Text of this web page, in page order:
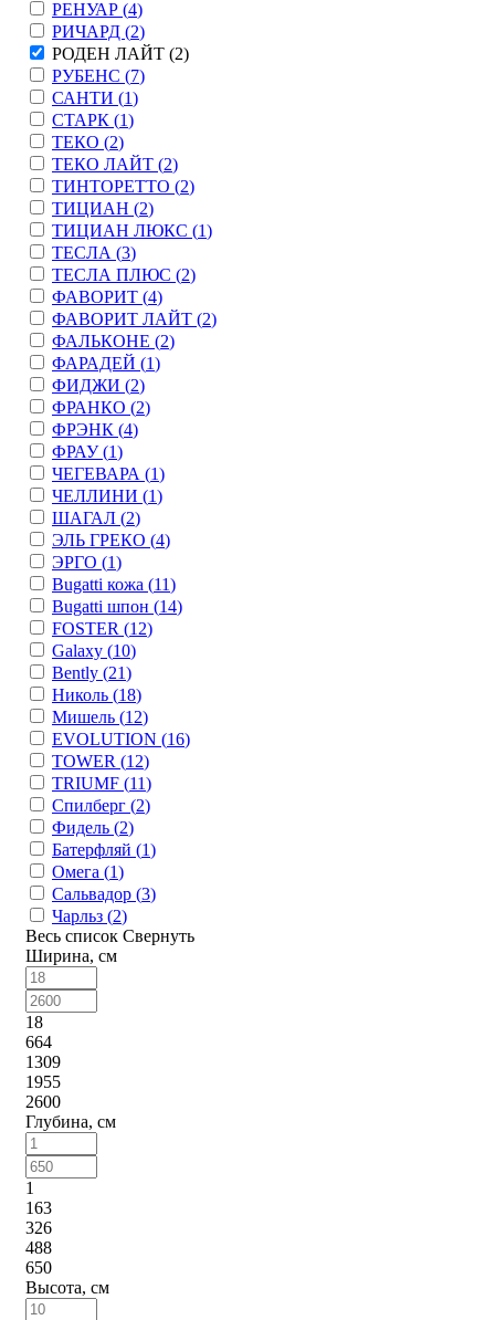
РЕНУАР (4)
РИЧАРД (2)
РОДЕН ЛАЙТ (2)
РУБЕНС (7)
САНТИ (1)
СТАРК (1)
ТЕКО (2)
ТЕКО ЛАЙТ (2)
ТИНТОРЕТТО (2)
ТИЦИАН (2)
ТИЦИАН ЛЮКС (1)
ТЕСЛА (3)
ТЕСЛА ПЛЮС (2)
ФАВОРИТ (4)
ФАВОРИТ ЛАЙТ (2)
ФАЛЬКОНЕ (2)
ФАРАДЕЙ (1)
ФИДЖИ (2)
ФРАНКО (2)
ФРЭНК (4)
ФРАУ (1)
ЧЕГЕВАРА (1)
ЧЕЛЛИНИ (1)
ШАГАЛ (2)
ЭЛЬ ГРЕКО (4)
ЭРГО (1)
Bugatti кожа (11)
Bugatti шпон (14)
FOSTER (12)
Galaxy (10)
Bently (21)
Николь (18)
Мишель (12)
EVOLUTION (16)
TOWER (12)
TRIUMF (11)
Спилберг (2)
Фидель (2)
Батерфляй (1)
Омега (1)
Сальвадор (3)
Чарльз (2)
Весь список Свернуть
Ширина, см
18
664
1309
1955
2600
Глубина, см
1
163
326
488
650
Высота, см